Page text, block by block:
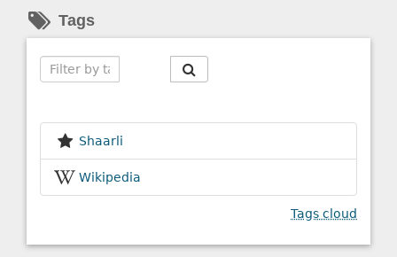
Tags
Shaarli
Wikipedia
Tags cloud